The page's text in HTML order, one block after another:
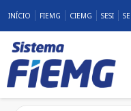
INÍCIO FIEMG CIEMG SESI